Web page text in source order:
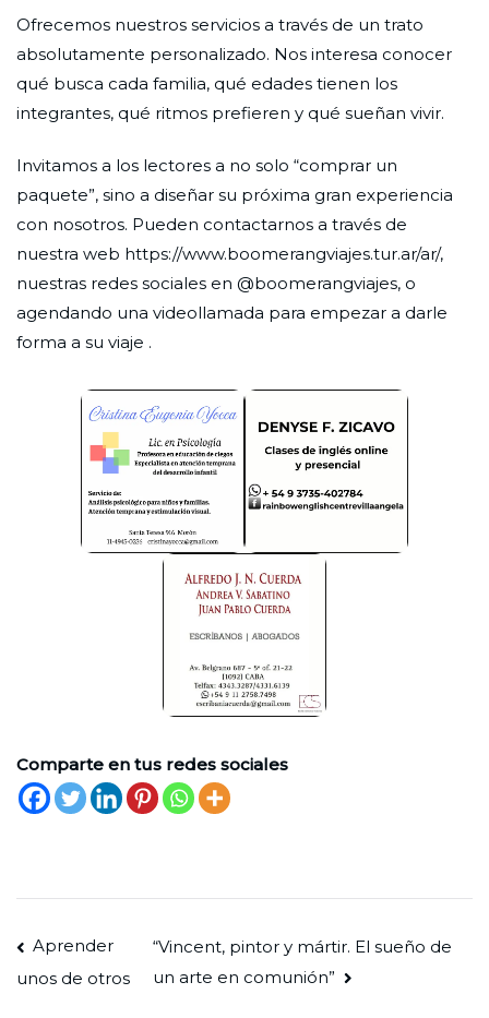
Ofrecemos nuestros servicios a través de un trato
absolutamente personalizado. Nos interesa conocer
qué busca cada familia, qué edades tienen los
integrantes, qué ritmos prefieren y qué sueñan vivir.
Invitamos a los lectores a no solo “comprar un
paquete”, sino a diseñar su próxima gran experiencia
con nosotros. Pueden contactarnos a través de
nuestra web https://www.boomerangviajes.tur.ar/ar/,
nuestras redes sociales en @boomerangviajes, o
agendando una videollamada para empezar a darle
forma a su viaje .
Comparte en tus redes sociales
Navegación
de
Aprender
unos de otros
“Vincent, pintor y mártir. El sueño de
un arte en comunión”